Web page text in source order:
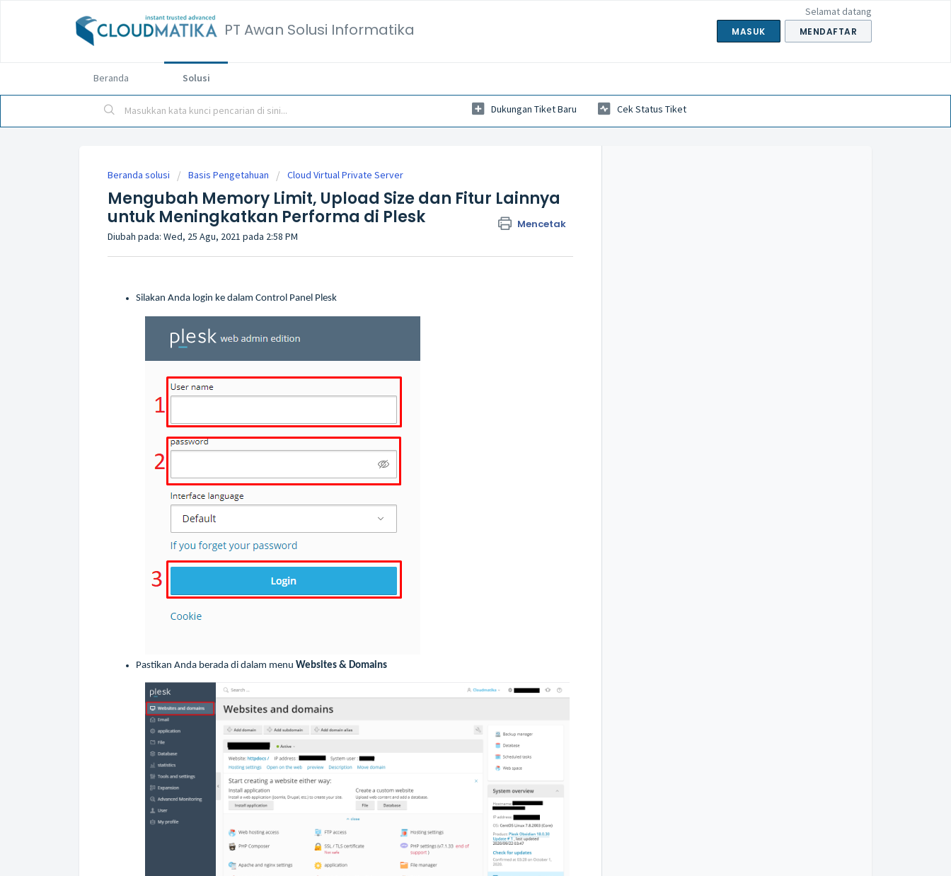
PT Awan Solusi Informatika
Selamat datang
MASUK MENDAFTAR
Beranda Solusi
Dukungan Tiket Baru Cek Status Tiket
Beranda solusi Basis Pengetahuan Cloud Virtual Private Server
Mengubah Memory Limit, Upload Size dan Fitur Lainnya
untuk Meningkatkan Performa di Plesk
Mencetak
Diubah pada: Wed, 25 Agu, 2021 pada 2:58 PM
Silakan Anda login ke dalam Control Panel Plesk
Pastikan Anda berada di dalam menu Websites & Domains